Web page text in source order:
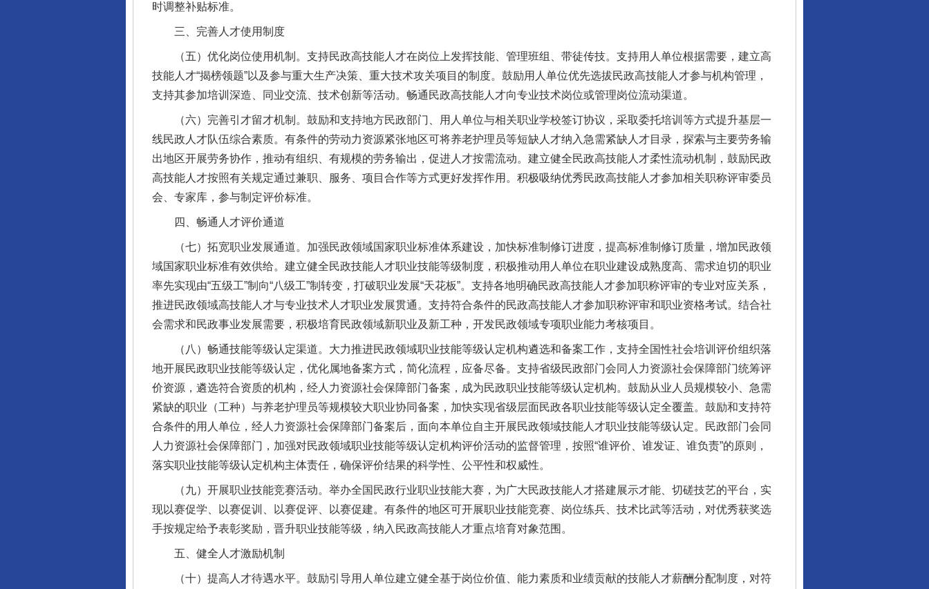
时调整补贴标准。
三、完善人才使用制度
（五）优化岗位使用机制。支持民政高技能人才在岗位上发挥技能、管理班组、带徒传技。支持用人单位根据需要，建立高
技能人才“揭榜领题”以及参与重大生产决策、重大技术攻关项目的制度。鼓励用人单位优先选拔民政高技能人才参与机构管理，
支持其参加培训深造、同业交流、技术创新等活动。畅通民政高技能人才向专业技术岗位或管理岗位流动渠道。
（六）完善引才留才机制。鼓励和支持地方民政部门、用人单位与相关职业学校签订协议，采取委托培训等方式提升基层一
线民政人才队伍综合素质。有条件的劳动力资源紧张地区可将养老护理员等短缺人才纳入急需紧缺人才目录，探索与主要劳务输
出地区开展劳务协作，推动有组织、有规模的劳务输出，促进人才按需流动。建立健全民政高技能人才柔性流动机制，鼓励民政
高技能人才按照有关规定通过兼职、服务、项目合作等方式更好发挥作用。积极吸纳优秀民政高技能人才参加相关职称评审委员
会、专家库，参与制定评价标准。
四、畅通人才评价通道
（七）拓宽职业发展通道。加强民政领域国家职业标准体系建设，加快标准制修订进度，提高标准制修订质量，增加民政领
域国家职业标准有效供给。建立健全民政技能人才职业技能等级制度，积极推动用人单位在职业建设成熟度高、需求迫切的职业
率先实现由“五级工”制向“八级工”制转变，打破职业发展“天花板”。支持各地明确民政高技能人才参加职称评审的专业对应关系，
推进民政领域高技能人才与专业技术人才职业发展贯通。支持符合条件的民政高技能人才参加职称评审和职业资格考试。结合社
会需求和民政事业发展需要，积极培育民政领域新职业及新工种，开发民政领域专项职业能力考核项目。
（八）畅通技能等级认定渠道。大力推进民政领域职业技能等级认定机构遴选和备案工作，支持全国性社会培训评价组织落
地开展民政职业技能等级认定，优化属地备案方式，简化流程，应备尽备。支持省级民政部门会同人力资源社会保障部门统筹评
价资源，遴选符合资质的机构，经人力资源社会保障部门备案，成为民政职业技能等级认定机构。鼓励从业人员规模较小、急需
紧缺的职业（工种）与养老护理员等规模较大职业协同备案，加快实现省级层面民政各职业技能等级认定全覆盖。鼓励和支持符
合条件的用人单位，经人力资源社会保障部门备案后，面向本单位自主开展民政领域技能人才职业技能等级认定。民政部门会同
人力资源社会保障部门，加强对民政领域职业技能等级认定机构评价活动的监督管理，按照“谁评价、谁发证、谁负责”的原则，
落实职业技能等级认定机构主体责任，确保评价结果的科学性、公平性和权威性。
（九）开展职业技能竞赛活动。举办全国民政行业职业技能大赛，为广大民政技能人才搭建展示才能、切磋技艺的平台，实
现以赛促学、以赛促训、以赛促评、以赛促建。有条件的地区可开展职业技能竞赛、岗位练兵、技术比武等活动，对优秀获奖选
手按规定给予表彰奖励，晋升职业技能等级，纳入民政高技能人才重点培育对象范围。
五、健全人才激励机制
（十）提高人才待遇水平。鼓励引导用人单位建立健全基于岗位价值、能力素质和业绩贡献的技能人才薪酬分配制度，对符